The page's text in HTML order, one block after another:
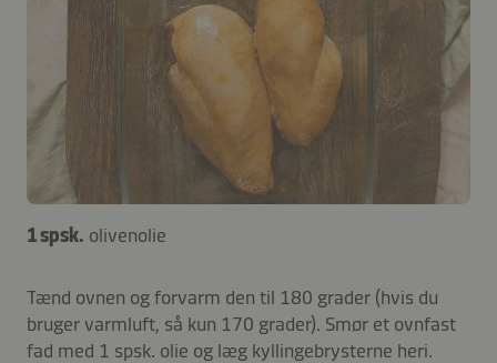
1 spsk. olivenolie
Tænd ovnen og forvarm den til 180 grader (hvis du
bruger varmluft, så kun 170 grader). Smør et ovnfast
fad med 1 spsk. olie og læg kyllingebrysterne heri.